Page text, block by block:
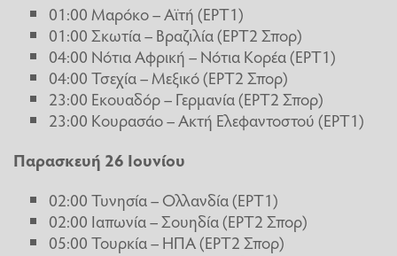
01:00 Μαρόκο – Αϊτή (ΕΡΤ1)
01:00 Σκωτία – Βραζιλία (ΕΡΤ2 Σπορ)
04:00 Νότια Αφρική – Νότια Κορέα (ΕΡΤ1)
04:00 Τσεχία – Μεξικό (ΕΡΤ2 Σπορ)
23:00 Εκουαδόρ – Γερμανία (ΕΡΤ2 Σπορ)
23:00 Κουρασάο – Ακτή Ελεφαντοστού (ΕΡΤ1)
Παρασκευή 26 Ιουνίου
02:00 Τυνησία – Ολλανδία (ΕΡΤ1)
02:00 Ιαπωνία – Σουηδία (ΕΡΤ2 Σπορ)
05:00 Τουρκία – ΗΠΑ (ΕΡΤ2 Σπορ)